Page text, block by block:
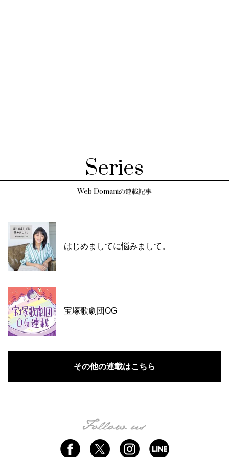
Series
Web Domaniの連載記事
はじめましてに悩みまして。
宝塚歌劇団OG
その他の連載はこちら